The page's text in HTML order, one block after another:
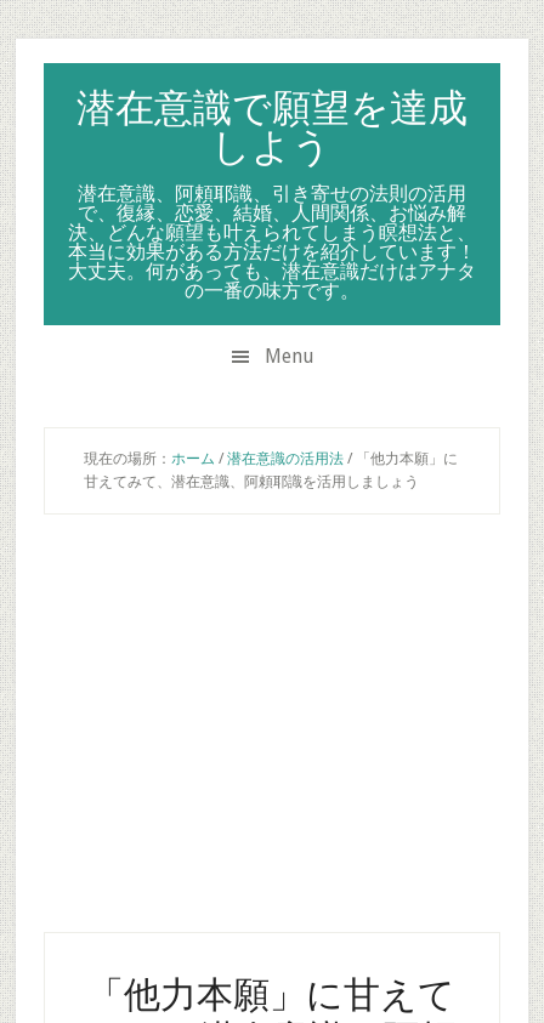
Skip
to
secondary
menu
Skip
to
main
content
Skip
to
primary
sidebar
潜在意識で願望を達成
しよう
潜在意識、阿頼耶識、引き寄せの法則の活用
で、復縁、恋愛、結婚、人間関係、お悩み解
決、どんな願望も叶えられてしまう瞑想法と、
本当に効果がある方法だけを紹介しています！
大丈夫。何があっても、潜在意識だけはアナタ
の一番の味方です。
Menu
現在の場所： ホーム / 潜在意識の活用法 /「他力本願」に
甘えてみて、潜在意識、阿頼耶識を活用しましょう
「他力本願」に甘えて